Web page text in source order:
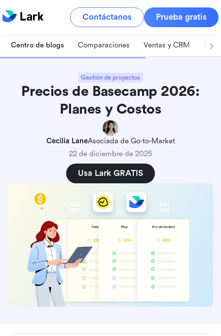
Contáctanos Prueba gratis
Centro de blogs Comparaciones Ventas y CRM
Gestión de proyectos
Precios de Basecamp 2026:
Planes y Costos
Cecilia LaneAsociada de Go-to-Market
22 de diciembre de 2025
Usa Lark GRATIS
¿Qué es Basecamp?